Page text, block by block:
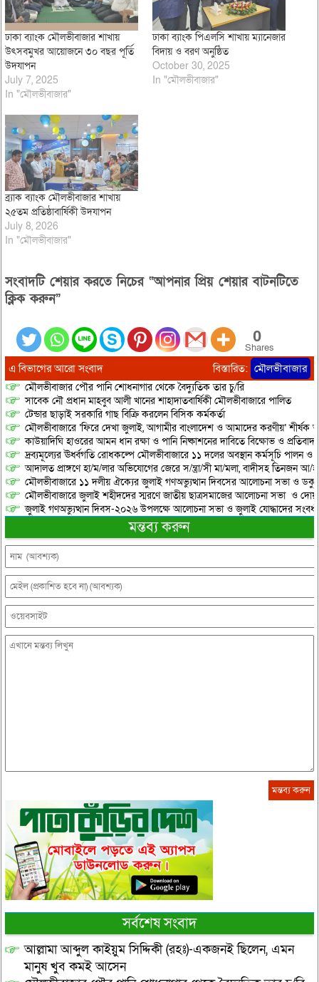
ঢাকা ব্যাংক মৌলভীবাজার শাখায়
উৎসবমুখর আয়োজনে ৩০ বছর পূর্তি
উদযাপন
July 7, 2025
In "মৌলভীবাজার"
ঢাকা ব্যাংক পিএলসি শাখায় ম্যানেজার
বিদায় ও বরণ অনুষ্ঠিত
October 30, 2025
In "মৌলভীবাজার"
ব্র্যাক ব্যাংক মৌলভীবাজার শাখায়
২৫তম প্রতিষ্ঠাবার্ষিকী উদযাপন
July 8, 2026
In "মৌলভীবাজার"
সংবাদটি শেয়ার করতে নিচের “আপনার প্রিয় শেয়ার বাটনটিতে
ক্লিক করুন”
0
Shares
এ বিভাগের আরো সংবাদ বিস্তারিত: মৌলভীবাজার
মৌলভীবাজার পৌর পানি শোধনাগার থেকে বৈদ্যুতিক তার চু/রি
সাবেক নৌ প্রধান মাহবুব আলী খানের শাহাদাতবার্ষিকী মৌলভীবাজারে পালিত
টেন্ডার ছাড়াই সরকারি গাছ বিক্রি করলেন বিসিক কর্মকর্তা
মৌলভীবাজারে ‘ফিরে দেখা জুলাই, আগামীর বাংলাদেশ ও আমাদের করণীয়’ শীর্ষক
কাউয়াদিঘি হাওরের আমন ধান রক্ষা ও পানি নিষ্কাশনের দাবিতে বিক্ষোভ ও
দ্রব্যমূল্যের ঊর্ধ্বগতি রোধকল্পে মৌলভীবাজারে ১১ দলের অবস্থান কর্মসূচি পালন ও
আদালত প্রাঙ্গণে হা/ম/লার অভিযোগের জেরে স/ন্ত্রা/সী মা/মলা, বাদীসহ তিনজন আ/
মৌলভীবাজারে ১১ দলীয় ঐক্যের জুলাই গণঅভ্যুত্থান দিবসের আলোচনা সভা ও
মৌলভীবাজারে জুলাই শহীদদের স্মরণে জাতীয় ছাত্রসমাজের আলোচনা সভা ও
জুলাই গণঅভ্যুত্থান দিবস-২০২৬ উপলক্ষে আলোচনা সভা ও জুলাই যোদ্ধাদের
মন্তব্য করুন
সর্বশেষ সংবাদ
আল্লামা আব্দুল কাইয়ুম সিদ্দিকী (রহঃ)-একজনই ছিলেন, এমন
মানুষ খুব কমই আসেন